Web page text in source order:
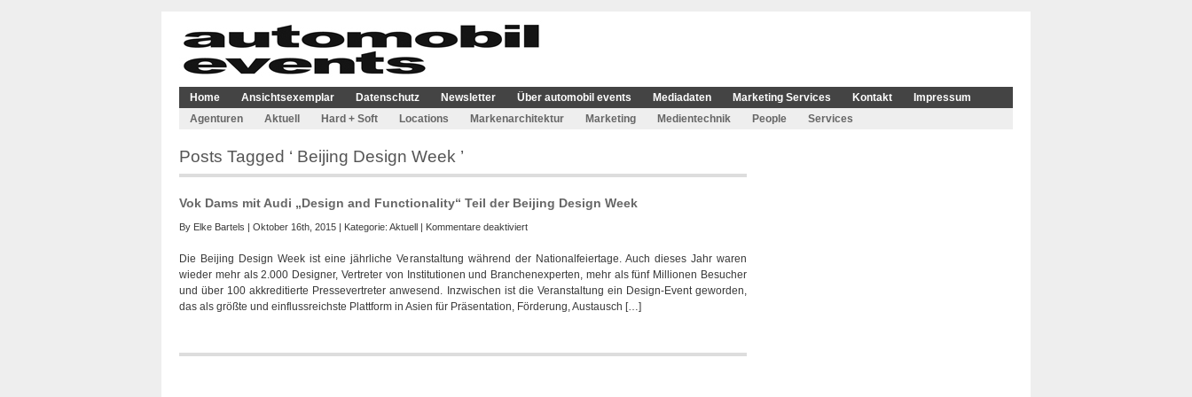
Home Ansichtsexemplar Datenschutz Newsletter Über automobil events Mediadaten Marketing Services Kontakt
Impressum
Agenturen
Aktuell Hard + Soft Locations Markenarchitektur Marketing Medientechnik People Services
Posts Tagged ‘ Beijing Design Week ’
Vok Dams mit Audi „Design and Functionality“ Teil der Beijing Design Week
By Elke Bartels | Oktober 16th, 2015 | Kategorie: Aktuell | Kommentare deaktiviertfür
Dams
mit
Audi
„Design
Teil
Die Beijing Design Week ist eine jährliche Veranstaltung während der Nationalfeiertage. Auch dieses Jahr waren
wieder mehr als 2.000 Designer, Vertreter von Institutionen und Branchenexperten, mehr als fünf Millionen Besucher
und über 100 akkreditierte Pressevertreter anwesend. Inzwischen ist die Veranstaltung ein Design-Event geworden,
das als größte und einflussreichste Plattform in Asien für Präsentation, Förderung, Austausch […]